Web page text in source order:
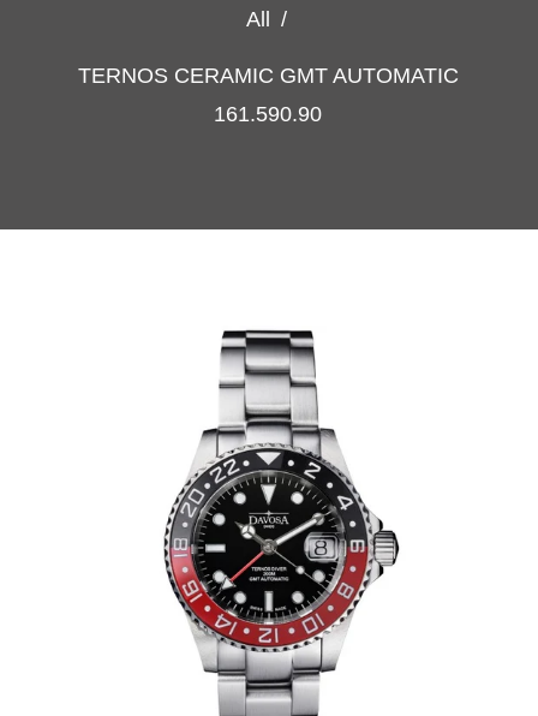
All /
TERNOS CERAMIC GMT AUTOMATIC
161.590.90